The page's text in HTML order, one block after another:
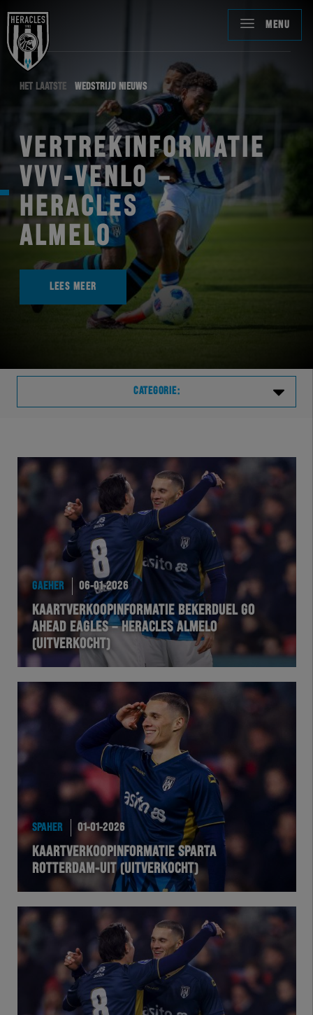
MENU
HET LAATSTE WEDSTRIJD NIEUWS
VERTREKINFORMATIE
VVV-VENLO –
HERACLES
ALMELO
LEES MEER
CATEGORIE:
VVVHER
HERVOL
HEREXC
EXCHER
VOLHER
HERTEL
Heracles
BusinessClub
Foundation
Herakids
Team Zwart Wit
GAEHER 06-01-2026
KAARTVERKOOPINFORMATIE BEKERDUEL GO
AHEAD EAGLES – HERACLES ALMELO
(UITVERKOCHT)
SPAHER 01-01-2026
KAARTVERKOOPINFORMATIE SPARTA
ROTTERDAM-UIT (UITVERKOCHT)